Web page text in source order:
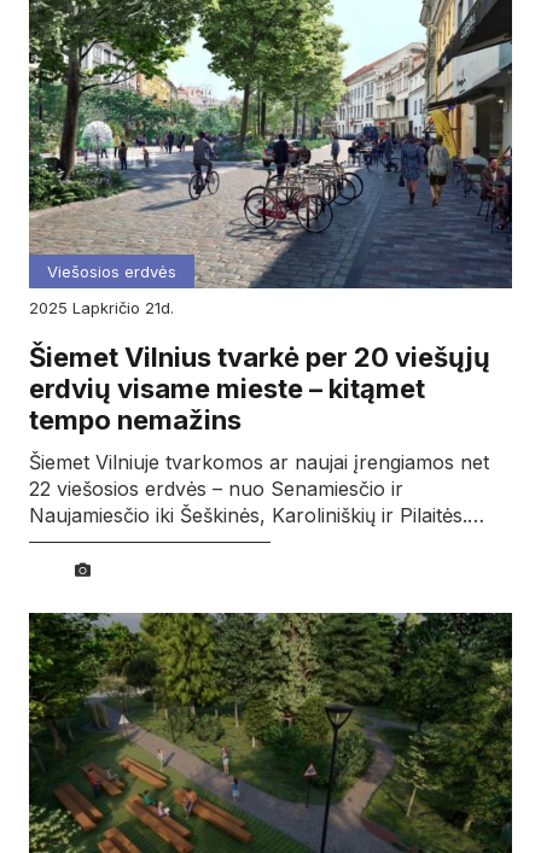
Viešosios erdvės
2025
lapkričio 21d.
Šiemet Vilnius tvarkė per 20 viešųjų
erdvių visame mieste – kitąmet
tempo nemažins
Šiemet Vilniuje tvarkomos ar naujai įrengiamos net
22 viešosios erdvės – nuo Senamiesčio ir
Naujamiesčio iki Šeškinės, Karoliniškių ir Pilaitės.…